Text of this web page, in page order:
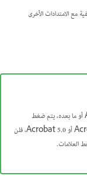
مع الامتدادات الأخرى
في حالة تعيين Compatibility على Acrobat 6 (PDF 1.5) أو ما بعده، يتم ضغط
العلامات لتصغير حجم الملف. في حالة فتح ملف عندئذ في Acrobat 4.0 أو Acrobat 5.0، فلن